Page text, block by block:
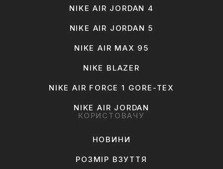
NIKE AIR JORDAN 4
NIKE AIR JORDAN 5
NIKE AIR MAX 95
NIKE BLAZER
NIKE AIR FORCE 1 GORE-TEX
NIKE AIR JORDAN
КОРИСТОВАЧУ
НОВИНИ
РОЗМІР ВЗУТТЯ